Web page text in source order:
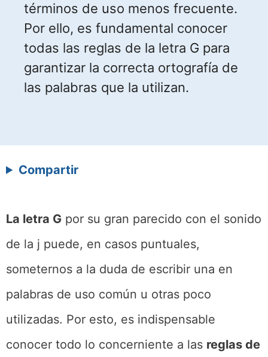
términos de uso menos frecuente.
Por ello, es fundamental conocer
todas las reglas de la letra G para
garantizar la correcta ortografía de
las palabras que la utilizan.
Compartir
La letra G por su gran parecido con el sonido
de la j puede, en casos puntuales,
someternos a la duda de escribir una en
palabras de uso común u otras poco
utilizadas. Por esto, es indispensable
conocer todo lo concerniente a las reglas de